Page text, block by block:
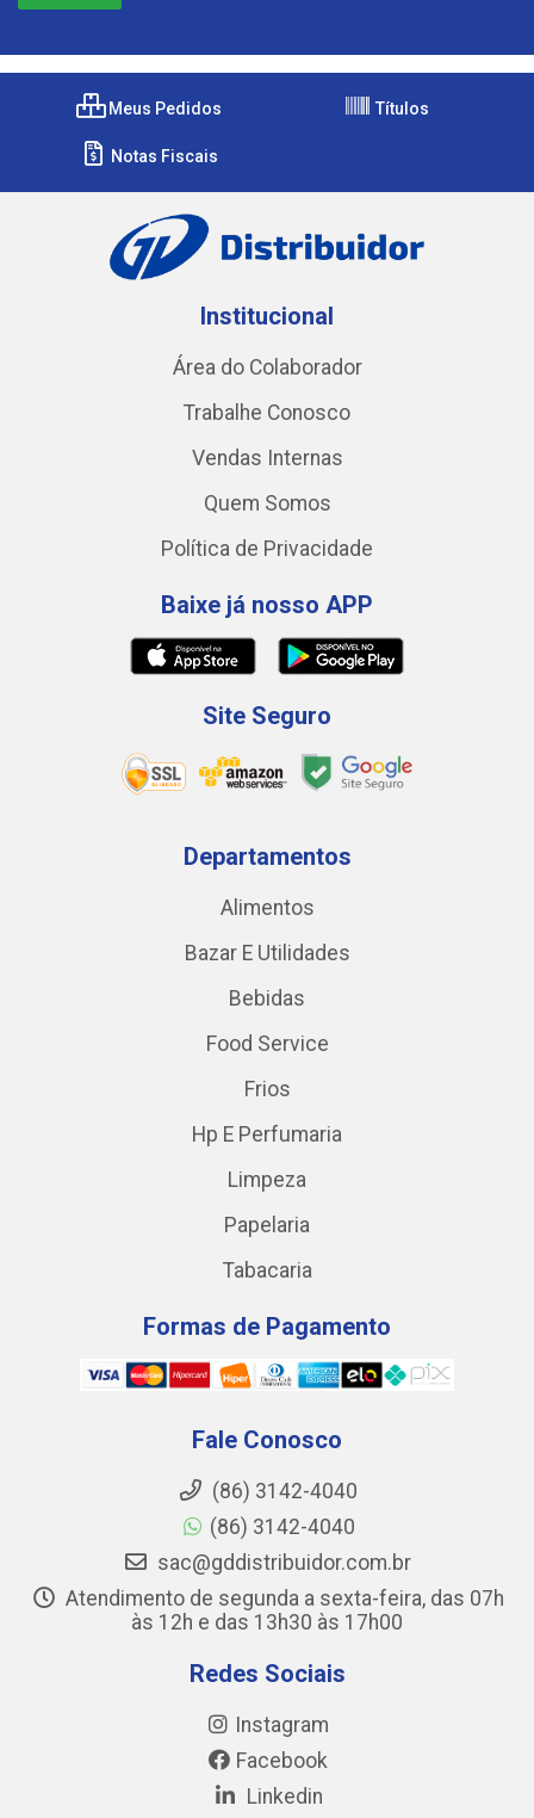
Meus Pedidos Títulos
Notas Fiscais
Institucional
Área do Colaborador
Trabalhe Conosco
Vendas Internas
Quem Somos
Política de Privacidade
Baixe já nosso APP
Site Seguro
Departamentos
Alimentos
Bazar E Utilidades
Bebidas
Food Service
Frios
Hp E Perfumaria
Limpeza
Papelaria
Tabacaria
Formas de Pagamento
Fale Conosco
(86) 3142-4040
(86) 3142-4040
sac@gddistribuidor.com.br
Atendimento de segunda a sexta-feira, das 07h
às 12h e das 13h30 às 17h00
Redes Sociais
Instagram
Facebook
Linkedin